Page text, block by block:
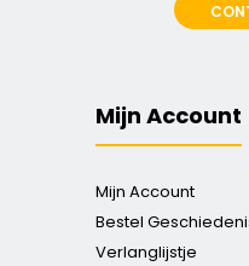
Mijn Account
Mijn Account
Bestel
Verlanglijstje